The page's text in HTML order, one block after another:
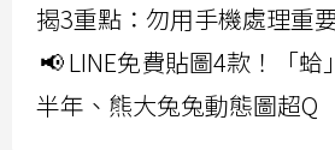
揭3重點：勿用手機處理重
📢 LINE免費貼圖4款！「蛤
半年、熊大兔兔動態圖超Q